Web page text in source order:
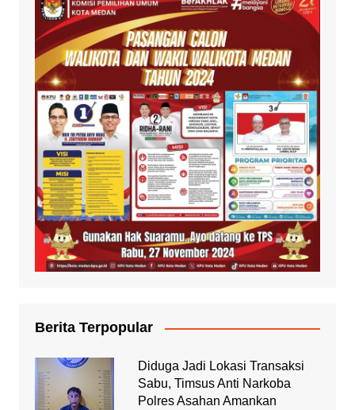
Berita Terpopular
Diduga Jadi Lokasi Transaksi
Sabu, Timsus Anti Narkoba
Polres Asahan Amankan